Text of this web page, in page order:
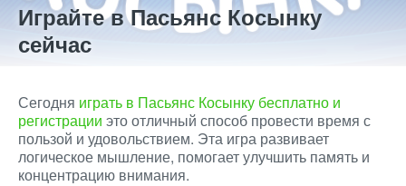
Играйте в Пасьянс Косынку
сейчас
Сегодня играть в Пасьянс Косынку бесплатно и
регистрации это отличный способ провести время с
пользой и удовольствием. Эта игра развивает
логическое мышление, помогает улучшить память и
концентрацию внимания.